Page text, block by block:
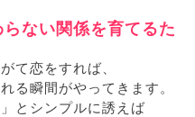
ない関係を育てるた
て恋をすれば、
る瞬間がやってきます。
とシンプルに誘えば